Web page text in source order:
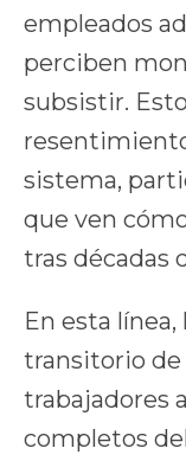
empleados
perciben
subsistir.
sistema,
que ven
tras décadas
En esta línea,
transitorio de
trabajadores
completos